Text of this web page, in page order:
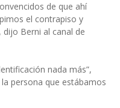
de que ahí
el contrapiso y
Berni al canal de
nada más”,
persona que estábamos